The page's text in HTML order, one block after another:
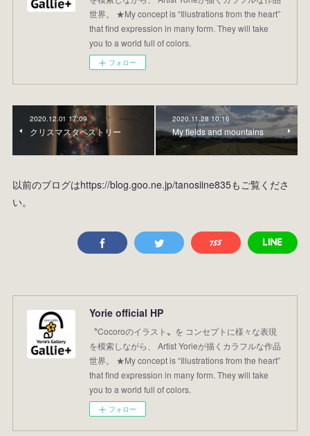
世界。 ★My concept is “Illustrations from the heart”
that find expression in many form. They will take
you to a world full of colors.
フォロー
2020.12.01 17:09
クリスマスタペストリー
2020.11.28 10:16
My fields and mountains
以前のブログはhttps://blog.goo.ne.jp/tanosiine835もご覧くださ
い。
Yorie official HP
〝Cocoroのイラスト〟を コンセプトに様々な表現
を模索しながら、 Artist Yorieが描くカラフルな作品
世界。 ★My concept is “Illustrations from the heart”
that find expression in many form. They will take
you to a world full of colors.
フォロー